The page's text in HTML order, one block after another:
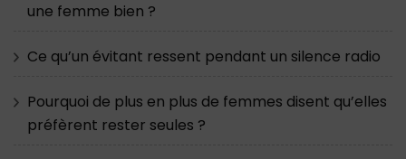
une femme bien ?
Ce qu’un évitant ressent pendant un silence radio
Pourquoi de plus en plus de femmes disent qu’elles
préfèrent rester seules ?